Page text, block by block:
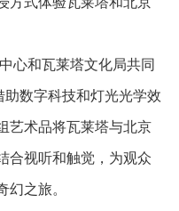
和瓦莱塔文化局共同
数字科技和灯光光学效
艺术品将瓦莱塔与北京
合视听和触觉，为观众
幻之旅。